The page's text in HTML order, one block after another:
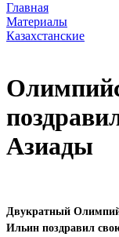
Главная
Материалы
Казахстанские
Азиады
Двукратный
Ильин поздравил